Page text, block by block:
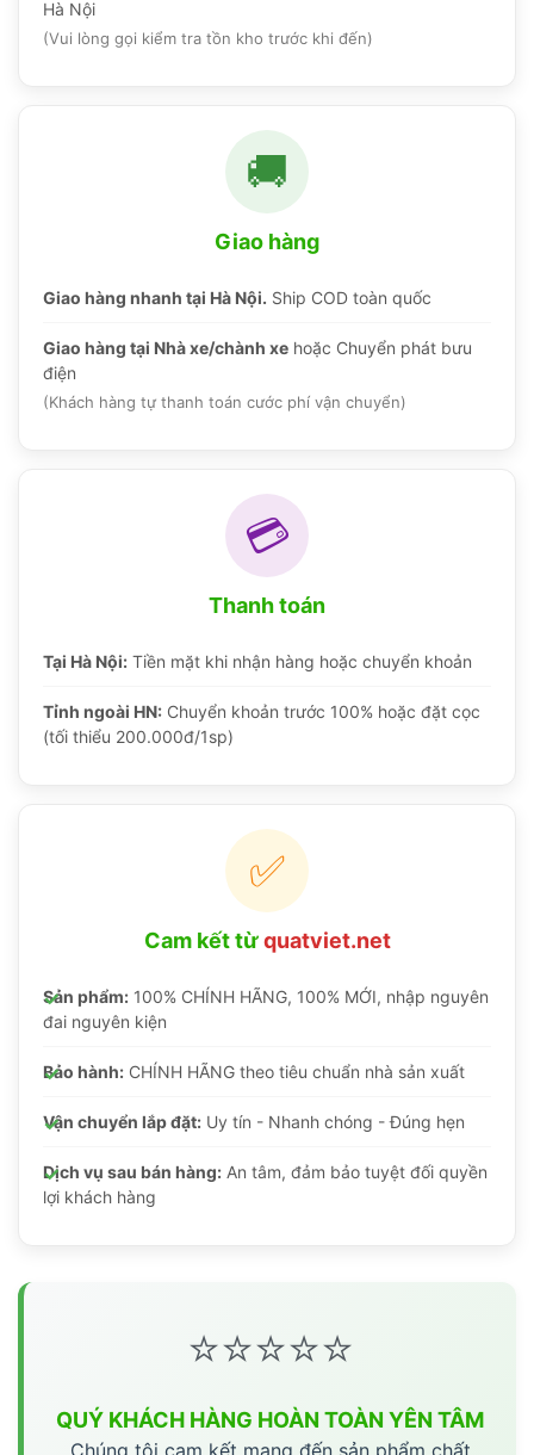
Hà Nội
(Vui lòng gọi kiểm tra tồn kho trước khi đến)
🚚
Giao hàng
Giao hàng nhanh tại Hà Nội. Ship COD toàn quốc
Giao hàng tại Nhà xe/chành xe hoặc Chuyển phát bưu
điện
(Khách hàng tự thanh toán cước phí vận chuyển)
💳
Thanh toán
Tại Hà Nội: Tiền mặt khi nhận hàng hoặc chuyển khoản
Tỉnh ngoài HN: Chuyển khoản trước 100% hoặc đặt cọc
(tối thiểu 200.000đ/1sp)
✅
Cam kết từquatviet.net
Sản phẩm: 100% CHÍNH HÃNG, 100% MỚI, nhập nguyên
đai nguyên kiện
Bảo hành: CHÍNH HÃNG theo tiêu chuẩn nhà sản xuất
Vận chuyển lắp đặt: Uy tín - Nhanh chóng - Đúng hẹn
Dịch vụ sau bán hàng: An tâm, đảm bảo tuyệt đối quyền
lợi khách hàng
⭐⭐⭐⭐⭐
QUÝ KHÁCH HÀNG HOÀN TOÀN YÊN TÂM